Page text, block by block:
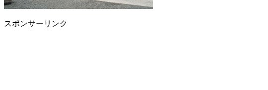
スポンサーリンク